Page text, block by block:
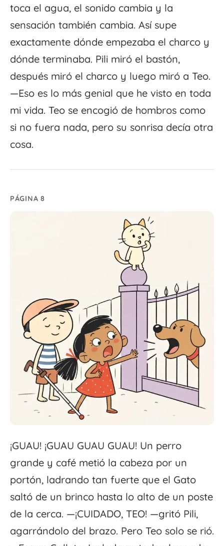
toca el agua, el sonido cambia y la
sensación también cambia. Así supe
exactamente dónde empezaba el charco y
dónde terminaba. Pili miró el bastón,
después miró el charco y luego miró a Teo.
—Eso es lo más genial que he visto en toda
mi vida. Teo se encogió de hombros como
si no fuera nada, pero su sonrisa decía otra
cosa.
PÁGINA 8
¡GUAU! ¡GUAU GUAU GUAU! Un perro
grande y café metió la cabeza por un
portón, ladrando tan fuerte que el Gato
saltó de un brinco hasta lo alto de un poste
de la cerca. —¡CUIDADO, TEO! —gritó Pili,
agarrándolo del brazo. Pero Teo solo se rió.